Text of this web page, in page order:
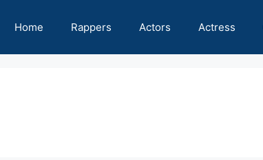
Home Rappers Actors Actress